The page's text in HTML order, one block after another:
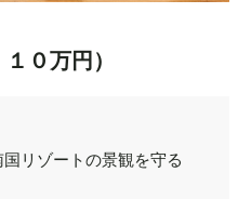
０万円）
リゾートの景観を守る